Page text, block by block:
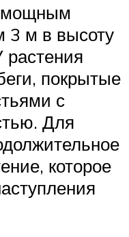
мощным
3 м в высоту
покрытые
с
Для
которое